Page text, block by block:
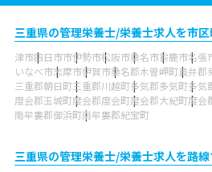
三重県の管理栄養士/栄養士求人を市
津市四日市市伊勢市松阪市桑名市鈴鹿市名張
いなべ市志摩市伊賀市桑名郡木曽岬町員弁郡
三重郡朝日町三重郡川越町多気郡多気町多気
度会郡玉城町度会郡度会町度会郡大紀町度会
南牟婁郡御浜町南牟婁郡紀宝町
三重県の管理栄養士/栄養士求人を路